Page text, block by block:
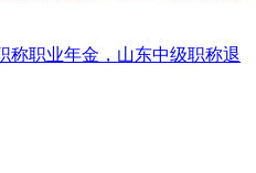
称职业年金，山东中级职称退